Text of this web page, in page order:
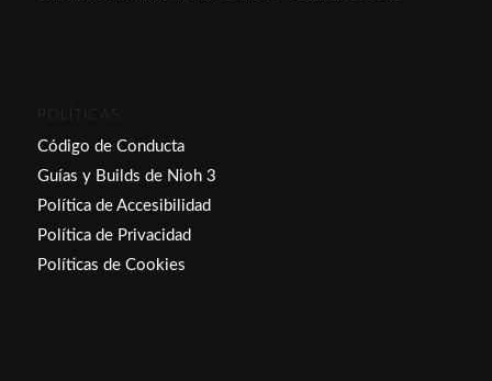
POLÍTICAS
Código de Conducta
Guías y Builds de Nioh 3
Política de Accesibilidad
Política de Privacidad
Políticas de Cookies